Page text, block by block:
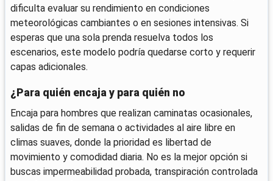
dificulta evaluar su rendimiento en condiciones
meteorológicas cambiantes o en sesiones intensivas. Si
esperas que una sola prenda resuelva todos los
escenarios, este modelo podría quedarse corto y requerir
capas adicionales.
¿Para quién encaja y para quién no
Encaja para hombres que realizan caminatas ocasionales,
salidas de fin de semana o actividades al aire libre en
climas suaves, donde la prioridad es libertad de
movimiento y comodidad diaria. No es la mejor opción si
buscas impermeabilidad probada, transpiración controlada